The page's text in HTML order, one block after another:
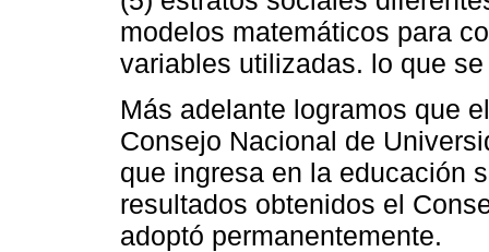
modelos matemáticos para
variables utilizadas. lo que
Más adelante logramos que
Consejo Nacional de
que ingresa en la educación
resultados obtenidos el
adoptó permanentemente.